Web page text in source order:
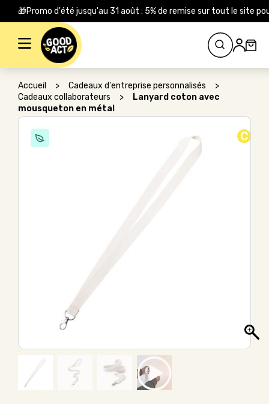
🎁Promo d'été jusqu'au 31 août : 5% de remise sur tout le site
Rechercher :
Accueil > Cadeaux d'entreprise personnalisés
>
Cadeaux collaborateurs
>
Lanyard coton avec
mousqueton en métal
C